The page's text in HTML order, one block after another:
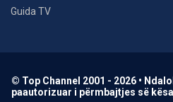
Guida TV
© Top Channel 2001 - 2026 •
paautorizuar i përmbajtjes së